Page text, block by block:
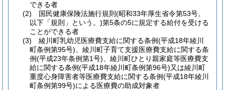
できる者
(2)
国民健康保険法施行規則 (昭和33年厚生省令第53号。
以下「規則」という。)第5条の5に規定する給付を受ける
ことができる者
(3)
綾川町乳幼児医療費支給に関する条例(平成18年綾川
町条例第95号) 、綾川町子育て支援医療費支給に関する条
例(平成23年条例第1号) 、綾川町ひとり親家庭等医療費支
給に関する条例(平成18年綾川町条例第96号)又は綾川町
重度心身障害者等医療費支給に関する条例(平成18年綾川
町条例第99号)による医療費の助成対象者